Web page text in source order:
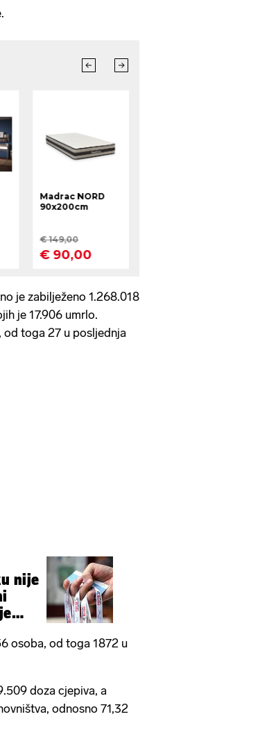
je zabilježeno 1.268.018
je 17.906 umrlo.
od toga 27 u posljednja
nije
osoba, od toga 1872 u
doza cjepiva, a
odnosno 71,32